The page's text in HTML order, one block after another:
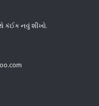
કંઈક નવું શીખો.